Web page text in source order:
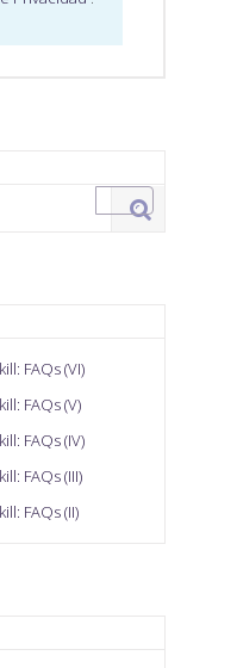
FAQs (VI)
FAQs (V)
FAQs (IV)
FAQs (III)
FAQs (II)